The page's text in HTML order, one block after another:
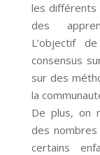
les différents
des
L’objectif
consensus
sur des
la
De plus, on
des
certains